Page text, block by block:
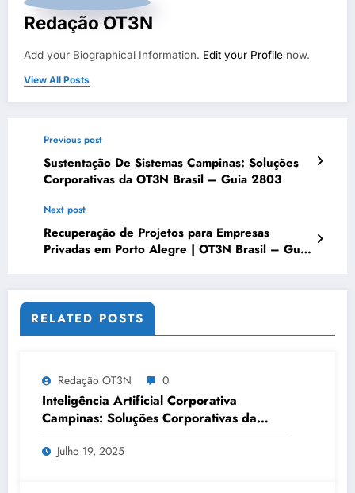
Redação OT3N
Add your Biographical Information. Edit your Profile now.
View All Posts
Previous post
Sustentação De Sistemas Campinas: Soluções
Corporativas da OT3N Brasil – Guia 2803
Next post
Recuperação de Projetos para Empresas
Privadas em Porto Alegre | OT3N Brasil – Guia
RELATED POSTS
Redação OT3N 0
Inteligência Artificial Corporativa
Campinas: Soluções Corporativas da
OT3N Brasil – Guia 3083
Julho 19, 2025